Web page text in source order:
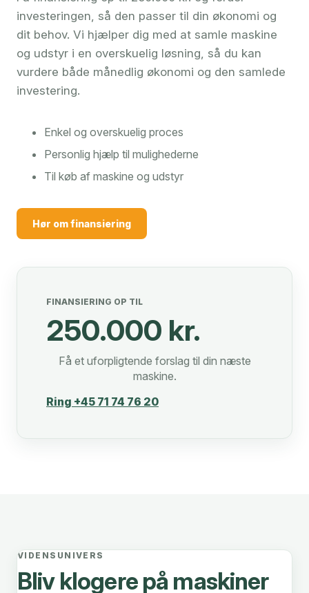
investeringen, så den passer til din økonomi og
dit behov. Vi hjælper dig med at samle maskine
og udstyr i en overskuelig løsning, så du kan
vurdere både månedlig økonomi og den samlede
investering.
Enkel og overskuelig proces
Personlig hjælp til mulighederne
Til køb af maskine og udstyr
Hør om finansiering
FINANSIERING OP TIL
250.000 kr.
Få et uforpligtende forslag til din næste
maskine.
Ring +45 71 74 76 20
VIDENSUNIVERS
Bliv klogere på maskiner